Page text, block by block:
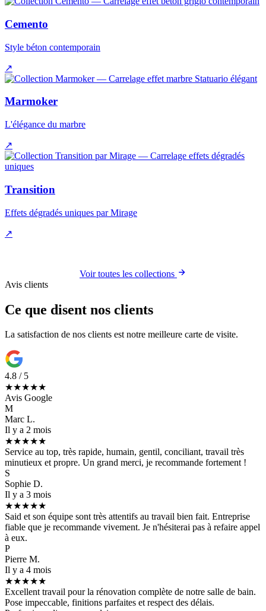
Cemento
Style béton contemporain
↗
Marmoker
L'élégance du marbre
↗
Transition
Effets dégradés uniques par Mirage
↗
Voir toutes les collections
Avis clients
Ce que disent nos clients
La satisfaction de nos clients est notre meilleure carte de visite.
4.8 / 5
★★★★★
Avis Google
M
Marc L.
Il y a 2 mois
★★★★★
Service au top, très rapide, humain, gentil, conciliant, travail très
minutieux et propre. Un grand merci, je recommande fortement !
S
Sophie D.
Il y a 3 mois
★★★★★
Said et son équipe sont très attentifs au travail bien fait. Entreprise
fiable que je recommande vivement. Je n'hésiterai pas à refaire appel
à eux.
P
Pierre M.
Il y a 4 mois
★★★★★
Excellent travail pour la rénovation complète de notre salle de bain.
Pose impeccable, finitions parfaites et respect des délais.